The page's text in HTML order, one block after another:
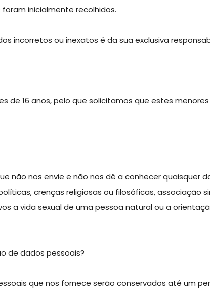
inicialmente recolhidos.
incorretos ou inexatos é da sua exclusiva
de 16 anos, pelo que solicitamos que estes
não nos envie e não nos dê a conhecer quaisquer
crenças religiosas ou filosóficas,
a vida sexual de uma pessoa natural ou a
de dados pessoais?
que nos fornece serão conservados até um